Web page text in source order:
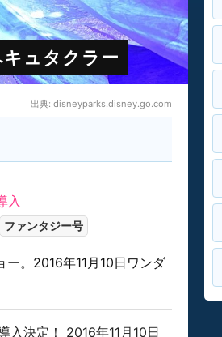
ュタクラー
出典: disneyparks.disney.go.com
入
ファンタジー号
。2016年11月10日ワンダ
入決定！ 2016年11月10日